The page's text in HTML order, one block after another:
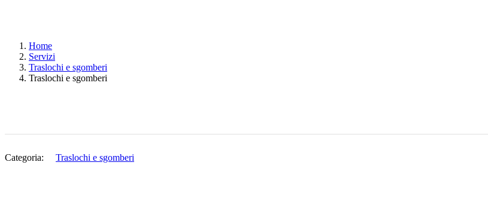
Home
Servizi
Traslochi e sgomberi
Traslochi e sgomberi
Categoria: Traslochi e sgomberi